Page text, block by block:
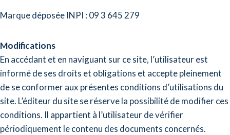
Marque déposée INPI : 09 3 645 279
Modifications
En accédant et en naviguant sur ce site, l’utilisateur est
informé de ses droits et obligations et accepte pleinement
de se conformer aux présentes conditions d’utilisations du
site. L’éditeur du site se réserve la possibilité de modifier ces
conditions. Il appartient à l’utilisateur de vérifier
périodiquement le contenu des documents concernés.